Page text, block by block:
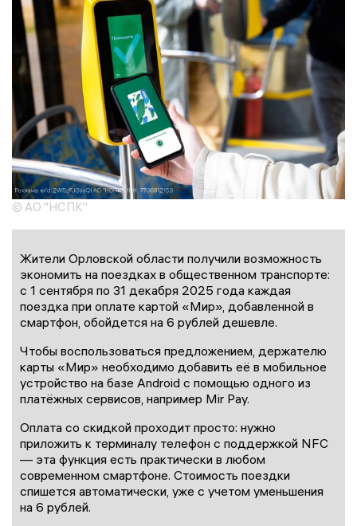
© АО "НСПК"
Жители Орловской области получили возможность
экономить на поездках в общественном транспорте:
с 1 сентября по 31 декабря 2025 года каждая
поездка при оплате картой «Мир», добавленной в
смартфон, обойдется на 6 рублей дешевле.
Чтобы воспользоваться предложением, держателю
карты «Мир» необходимо добавить её в мобильное
устройство на базе Android с помощью одного из
платёжных сервисов, например Mir Pay.
Оплата со скидкой проходит просто: нужно
приложить к терминалу телефон с поддержкой NFC
— эта функция есть практически в любом
современном смартфоне. Стоимость поездки
спишется автоматически, уже с учетом уменьшения
на 6 рублей.